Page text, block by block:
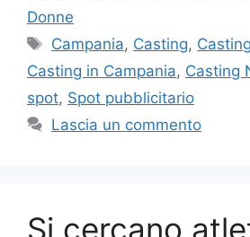
Donne
Tag
Campania, Casting,
Casting in Campania, Casting
spot, Spot pubblicitario
Lascia un commento
Si cercano